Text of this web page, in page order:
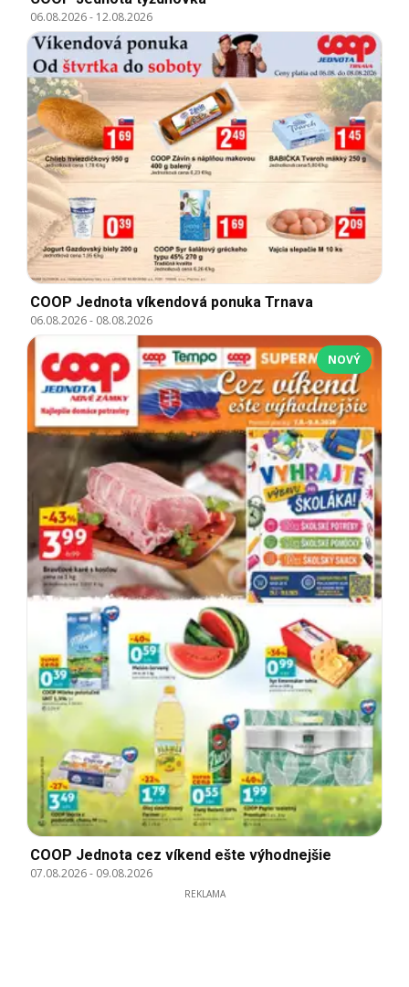
06.08.2026- 12.08.2026
COOP Jednota víkendová ponuka Trnava
06.08.2026- 08.08.2026
NOVÝ
COOP Jednota cez víkend ešte výhodnejšie
07.08.2026- 09.08.2026
REKLAMA